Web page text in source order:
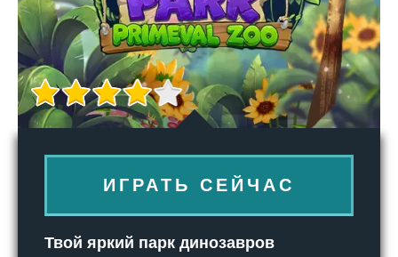
ИГРАТЬ СЕЙЧАС
Твой яркий парк динозавров